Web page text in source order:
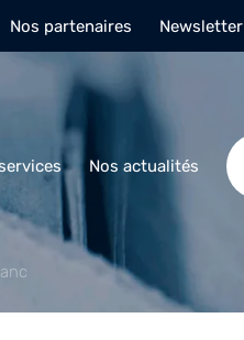
Nos partenaires Newsletter
Nos actualités